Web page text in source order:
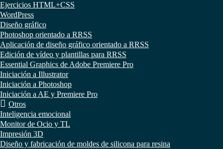
Ejercicios HTML+CSS
WordPress
Diseño gráfico
Photoshop orientado a RRSS
Aplicación de diseño gráfico orientado a RRSS
Edición de vídeo y plantillas para RRSS
Essential Graphics de Adobe Premiere Pro
Iniciación a Illustrator
Iniciación a Photoshop
Iniciación a AE y Premiere Pro
Otros
Inteligencia emocional
Monitor de Ocio y TL
Impresión 3D
Diseño y fabricación de moldes de silicona para resina